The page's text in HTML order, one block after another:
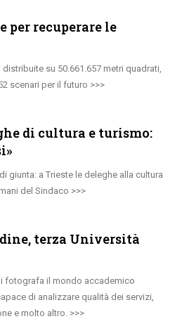
per recuperare le
su 50.661.657 metri quadrati,
scenari per il futuro
di cultura e turismo:
giunta: a Trieste le deleghe alla cultura
del Sindaco
terza Università
fotografa il mondo accademico
di analizzare qualità dei servizi,
e molto altro.